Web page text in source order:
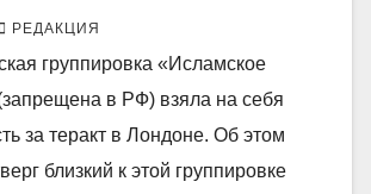
РЕДАКЦИЯ
группировка «Исламское
в РФ) взяла на себя
за теракт в Лондоне. Об этом
близкий к этой группировке